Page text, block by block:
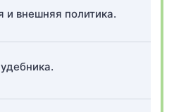
и внешняя политика.